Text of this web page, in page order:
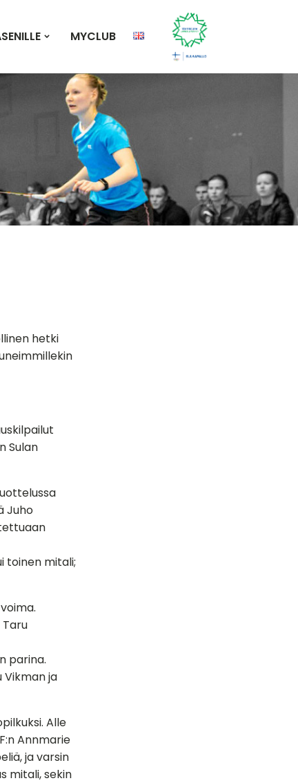
MYCLUB
hetki
Sulan
Juho
toinen mitali;
parina.
Vikman ja
Alle
Annmarie
ja varsin
mitali, sekin